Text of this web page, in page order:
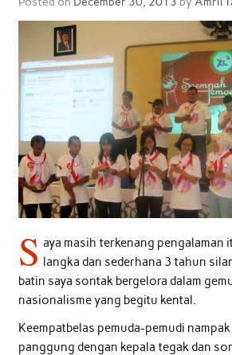
S aya masih terkenang pengalaman
langka dan sederhana 3 tahun
batin saya sontak bergelora dalam
nasionalisme yang begitu kental.
Keempatbelas pemuda-pemudi
panggung dengan kepala tegak dan